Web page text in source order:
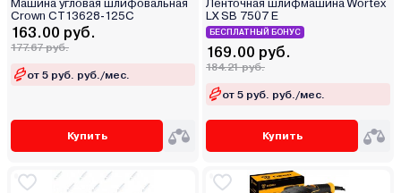
Машина угловая шлифовальная
Crown CT13628-125C
163.00 руб.
177.67 руб.
от 5 руб. руб./мес.
Купить
Ленточная шлифмашина Wortex
LX SB 7507 E
БЕСПЛАТНЫЙ БОНУС
169.00 руб.
184.21 руб.
от 5 руб. руб./мес.
Купить